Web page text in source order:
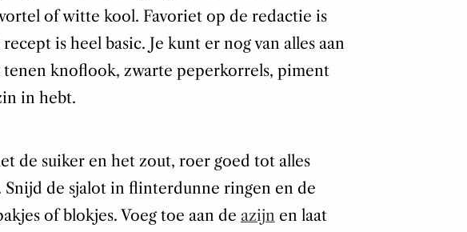
of witte kool. Favoriet op de redactie is
is heel basic. Je kunt er nog van alles aan
tenen knoflook, zwarte peperkorrels, piment
in hebt.
de suiker en het zout, roer goed tot alles
Snijd de sjalot in flinterdunne ringen en de
of blokjes. Voeg toe aan de azijn en laat